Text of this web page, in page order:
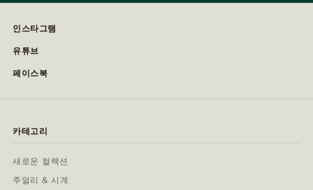
인스타그램
유튜브
페이스북
카테고리
새로운 컬렉션
주얼리 & 시계